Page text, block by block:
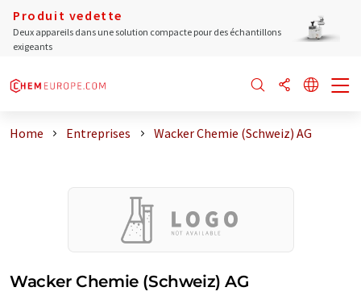
Produit vedette
Deux appareils dans une solution compacte pour des échantillons
exigeants
Home Entreprises Wacker Chemie (Schweiz) AG
Wacker Chemie (Schweiz) AG